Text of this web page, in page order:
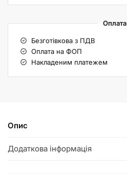
Оплата
Безготівкова з ПДВ
Оплата на ФОП
Накладеним платежем
Опис
Додаткова інформація